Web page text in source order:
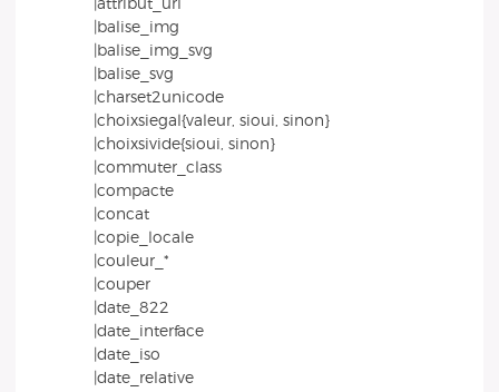
|attribut_url
|balise_img
|balise_img_svg
|balise_svg
|charset2unicode
|choixsiegal{valeur, sioui, sinon}
|choixsivide{sioui, sinon}
|commuter_class
|compacte
|concat
|copie_locale
|couleur_*
|couper
|date_822
|date_interface
|date_iso
|date_relative